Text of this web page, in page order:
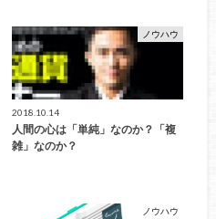
ノウハウ
2018.10.14
人間の心は「単純」なのか？「複
雑」なのか？
ノウハウ